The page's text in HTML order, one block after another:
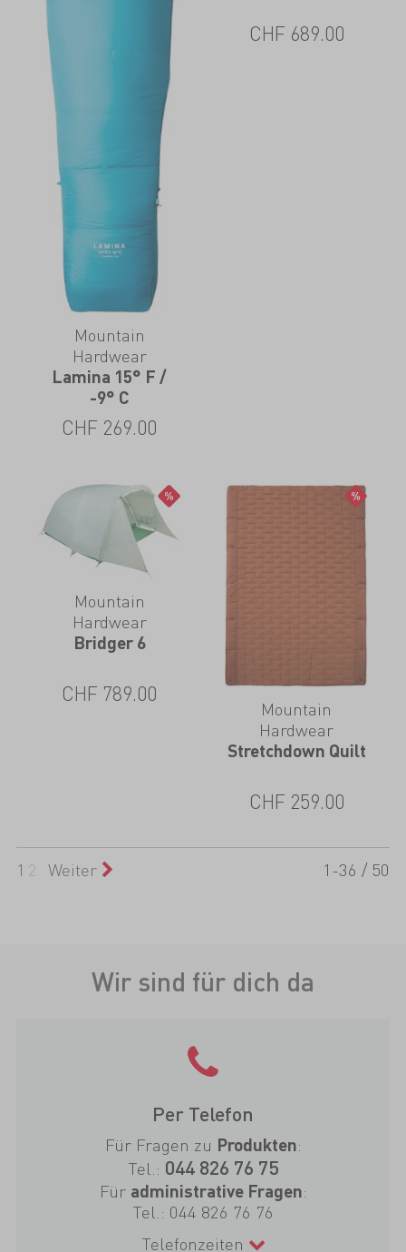
Mountain
Hardwear
Lamina 15° F /
-9° C
CHF 269.00
CHF 689.00
Mountain
Hardwear
Bridger 6
CHF 789.00
Mountain
Hardwear
Stretchdown Quilt
CHF 259.00
1 2 Weiter 1-36 / 50
Wir sind für dich da
Per Telefon
Für Fragen zu Produkten:
Tel.: 044 826 76 75
Für administrative Fragen:
Tel.: 044 826 76 76
Telefonzeiten